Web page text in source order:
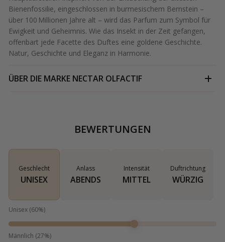
Bienenfossilie, eingeschlossen in burmesischem Bernstein –
über 100 Millionen Jahre alt – wird das Parfum zum Symbol für
Ewigkeit und Geheimnis. Wie das Insekt in der Zeit gefangen,
offenbart jede Facette des Duftes eine goldene Geschichte.
Natur, Geschichte und Eleganz in Harmonie.
ÜBER DIE MARKE NECTAR OLFACTIF
BEWERTUNGEN
Geschlecht
UNISEX
Anlass
ABENDS
Intensität
MITTEL
Duftrichtung
WÜRZIG
Unisex (60%)
Männlich (27%)